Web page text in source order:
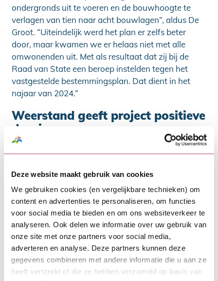
Deze website maakt gebruik van cookies
We gebruiken cookies (en vergelijkbare technieken) om
content en advertenties te personaliseren, om functies
voor social media te bieden en om ons websiteverkeer te
analyseren. Ook delen we informatie over uw gebruik van
onze site met onze partners voor social media,
adverteren en analyse. Deze partners kunnen deze
gegevens combineren met andere informatie die u aan ze
heeft verstrekt of die ze hebben verzameld op basis van
ondergronds uit te voeren en de bouwhoogte te
verlagen van tien naar acht bouwlagen”, aldus De
Groot. “Uiteindelijk werd het plan er zelfs beter
door, maar kwamen we er helaas niet met alle
omwonenden uit. Met als resultaat dat zij bij de
Raad van State een beroep instelden tegen het
vastgestelde bestemmingsplan. Dat dient in het
najaar van 2024.”
Weerstand geeft project positieve
draai
Hoewel de weerstand voor de nodige vertraging
plan. De Groot: “De woningmarkt is inmiddels weer
aangetrokken, de vraag toegenomen en daarmee
ook de koopsommen gestegen. Dat betekent dus
een hoger rendement voor het project. Het is een
mooie compensatie voor onze lange adem. Ik
verwacht een positieve uitkomst op het beroep,
zodat we de appartementen rond oktober officieel
in de verkoop kunnen doen. Er is nu al veel
interesse, dus naar verwachting is alles eind 2024